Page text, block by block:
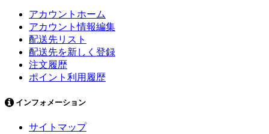
アカウントホーム
アカウント情報編集
配送先リスト
配送先を新しく登録
注文履歴
ポイント利用履歴
インフォメーション
サイトマップ